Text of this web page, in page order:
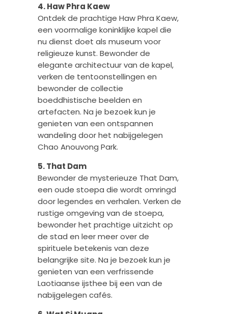
4. Haw Phra Kaew
Ontdek de prachtige Haw Phra Kaew,
een voormalige koninklijke kapel die
nu dienst doet als museum voor
religieuze kunst. Bewonder de
elegante architectuur van de kapel,
verken de tentoonstellingen en
bewonder de collectie
boeddhistische beelden en
artefacten. Na je bezoek kun je
genieten van een ontspannen
wandeling door het nabijgelegen
Chao Anouvong Park.
5. That Dam
Bewonder de mysterieuze That Dam,
een oude stoepa die wordt omringd
door legendes en verhalen. Verken de
rustige omgeving van de stoepa,
bewonder het prachtige uitzicht op
de stad en leer meer over de
spirituele betekenis van deze
belangrijke site. Na je bezoek kun je
genieten van een verfrissende
Laotiaanse ijsthee bij een van de
nabijgelegen cafés.